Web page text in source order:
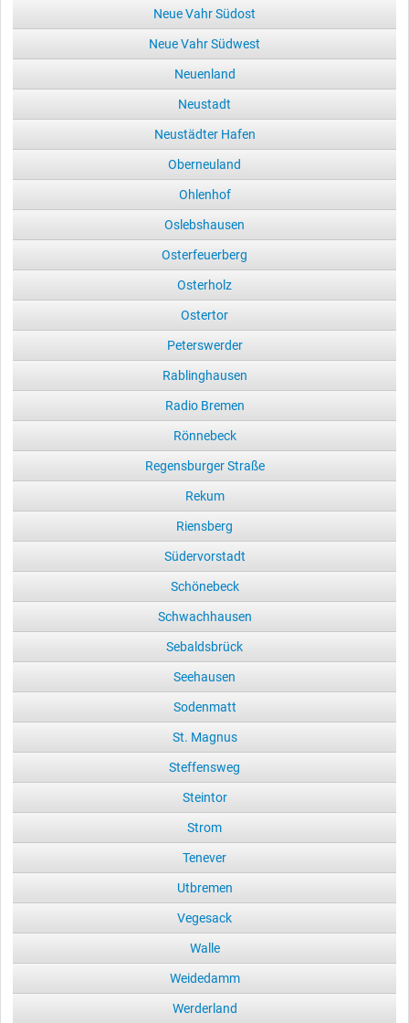
Neue Vahr Südost
Neue Vahr Südwest
Neuenland
Neustadt
Neustädter Hafen
Oberneuland
Ohlenhof
Oslebshausen
Osterfeuerberg
Osterholz
Ostertor
Peterswerder
Rablinghausen
Radio Bremen
Rönnebeck
Regensburger Straße
Rekum
Riensberg
Südervorstadt
Schönebeck
Schwachhausen
Sebaldsbrück
Seehausen
Sodenmatt
St. Magnus
Steffensweg
Steintor
Strom
Tenever
Utbremen
Vegesack
Walle
Weidedamm
Werderland